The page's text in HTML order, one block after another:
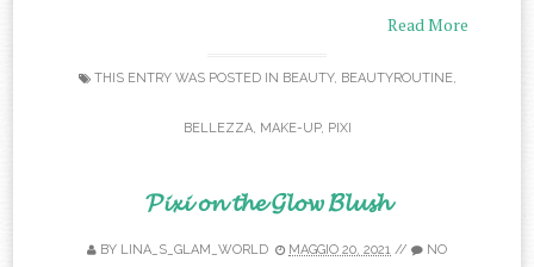
Read More
THIS ENTRY WAS POSTED IN BEAUTY, BEAUTYROUTINE,
BELLEZZA, MAKE-UP, PIXI
𝓟𝓲𝔁𝓲 𝓸𝓷 𝓽𝓱𝓮 𝓖𝓵𝓸𝔀 𝓑𝓵𝓾𝓼𝓱
BY LINA_S_GLAM_WORLD MAGGIO 20, 2021 // NO